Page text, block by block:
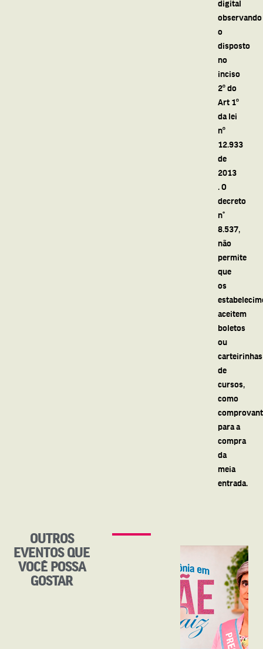
digital
observando
o
disposto
no
inciso
2º do
Art 1º
da lei
nº
12.933
de
2013
. O
decreto
n°
8.537,
não
permite
que
os
aceitem
boletos
ou
carteirinhas
de
cursos,
como
para a
compra
da
meia
entrada.
OUTROS
EVENTOS QUE
VOCÊ POSSA
GOSTAR